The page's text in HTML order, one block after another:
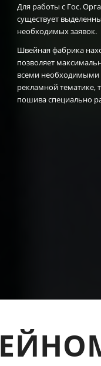
Для работы с Гос.
существует
необходимых заявок.
Швейная фабрика
позволяет
всеми необходимыми
рекламной тематике,
пошива специально